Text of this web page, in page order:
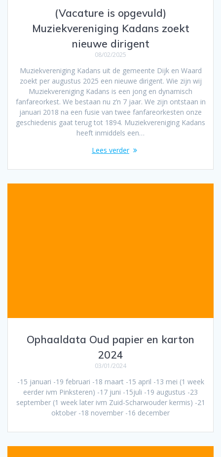
(Vacature is opgevuld)
Muziekvereniging Kadans zoekt
nieuwe dirigent
08/02/2025
Muziekvereniging Kadans uit de gemeente Dijk en Waard
zoekt per augustus 2025 een nieuwe dirigent. Wie zijn wij
Muziekvereniging Kadans is een jong en dynamisch
fanfareorkest. We bestaan nu z’n 7 jaar. We zijn ontstaan in
januari 2018 na een fusie van twee fanfareorkesten onze
geschiedenis gaat terug tot 1894. Muziekvereniging Kadans
heeft inmiddels een…
Lees verder
Ophaaldata Oud papier en karton
2024
03/01/2024
-15 januari -19 februari -18 maart -15 april -13 mei (1 week
eerder ivm Pinksteren) -17 juni -15juli -19 augustus -23
september (1 week later ivm Zuid-Scharwouder kermis) -21
oktober -18 november -16 december